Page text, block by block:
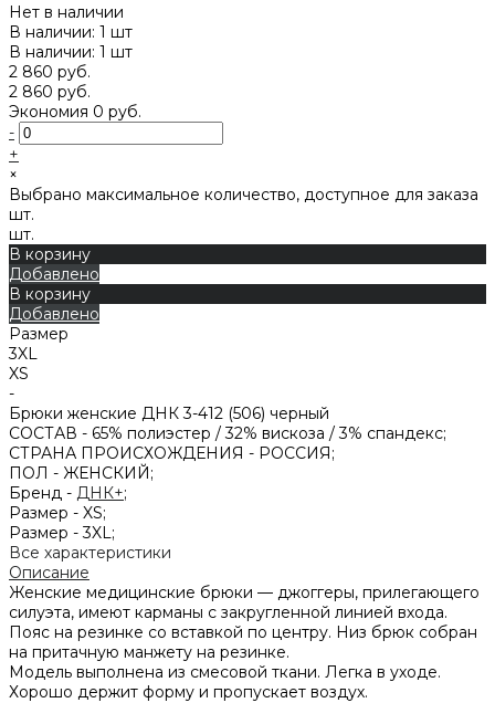
Нет в наличии
В наличии: 1 шт
В наличии: 1 шт
2 860 руб.
2 860 руб.
Экономия 0 руб.
-
+
×
Выбрано максимальное количество, доступное для заказа
шт.
шт.
В корзину
Добавлено
В корзину
Добавлено
Размер
3XL
XS
-
Брюки женские ДНК 3-412 (506) черный
СОСТАВ - 65% полиэстер / 32% вискоза / 3% спандекс;
СТРАНА ПРОИСХОЖДЕНИЯ - РОССИЯ;
ПОЛ - ЖЕНСКИЙ;
Бренд - ДНК+;
Размер - XS;
Размер -3XL;
Все характеристики
Описание
Женские медицинские брюки — джоггеры, прилегающего
силуэта, имеют карманы с закругленной линией входа.
Пояс на резинке со вставкой по центру. Низ брюк собран
на притачную манжету на резинке.
Модель выполнена из смесовой ткани. Легка в уходе.
Хорошо держит форму и пропускает воздух.